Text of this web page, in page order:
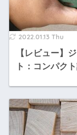
2022.01.13 Thu
【レビュー】
ト：コンパク